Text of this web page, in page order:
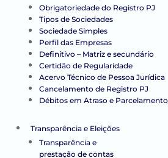
Obrigatoriedade do Registro PJ
Tipos de Sociedades
Sociedade Simples
Perfil das Empresas
Definitivo – Matriz e secundário
Certidão de Regularidade
Acervo Técnico de Pessoa Jurídica
Cancelamento de Registro PJ
Débitos em Atraso e Parcelamento
Transparência e Eleições
Transparência e
prestação de contas